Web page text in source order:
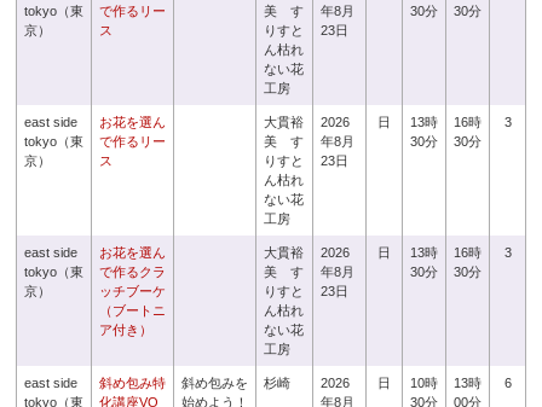
tokyo（東
京）
で作るリー
ス
美 す
りすと
ん枯れ
ない花
工房
年8月
23日
30分
30分
east side
tokyo（東
京）
お花を選ん
で作るリー
ス
大貫裕
美 す
りすと
ん枯れ
ない花
工房
2026
年8月
23日
日
13時
30分
16時
30分
3
east side
tokyo（東
京）
お花を選ん
で作るクラ
ッチブーケ
（ブートニ
ア付き）
大貫裕
美 す
りすと
ん枯れ
ない花
工房
2026
年8月
23日
日
13時
30分
16時
30分
3
east side
tokyo（東
斜め包み特
化講座VO
斜め包みを
始めよう！
杉崎
2026
年8月
日
10時
30分
13時
00分
6